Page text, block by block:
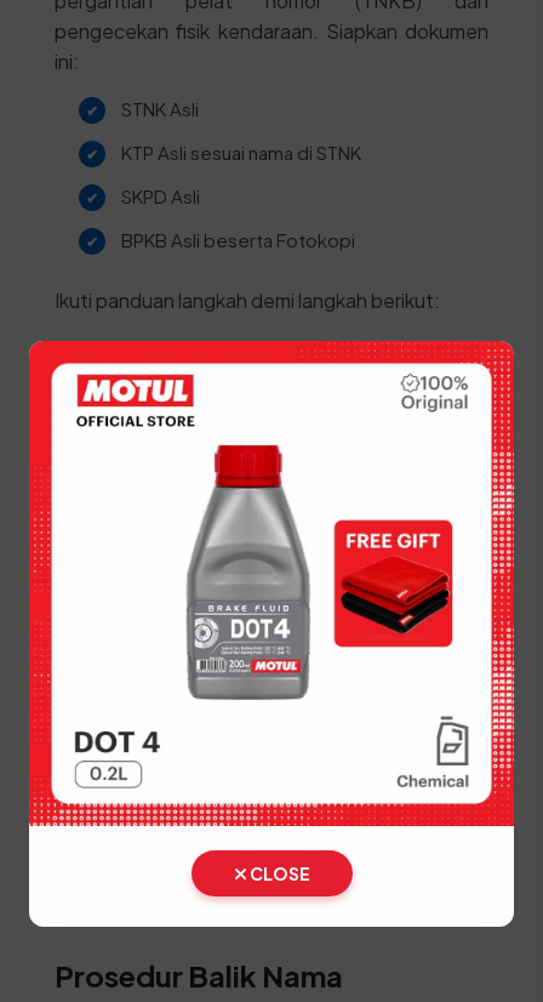
pengecekan fisik kendaraan. Siapkan dokumen
ini:
STNK Asli
KTP Asli sesuai nama di STNK
SKPD Asli
BPKB Asli beserta Fotokopi
Ikuti panduan langkah demi langkah berikut:
Lakukan Cek Fisik kendaraan oleh petugas
SAMSAT di area yang disediakan.
Ambil dan isi formulir pendaftaran pajak 5
Menuju loket progresif untuk pengecekan
status kendaraan.
Daftarkan kendaraan di loket daftar ulang 5
tahun dengan menyerahkan berkas dan hasil
Lakukan pembayaran pajak dan biaya PNBP
pelat nomor di kasir.
Ambil STNK, SKPD, dan Plat Nomor (TNKB)
baru di loket penyerahan.
⚠️ Kendaraan fisik wajib dibawa langsung ke lokasi
SAMSAT untuk proses penggesekan nomor
rangka dan mesin oleh petugas berwenang.
Prosedur Balik Nama
CLOSE